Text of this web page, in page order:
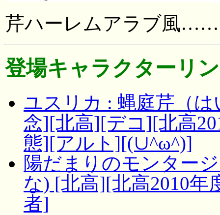
芹ハーレムアラブ風……
登場キャラクターリ
ユスリカ : 蝿庭芹（
念][北高][デコ][北高
態][アルト][(∪^ω^)]
陽だまりのモンター
な) [北高][北高2010年
者]